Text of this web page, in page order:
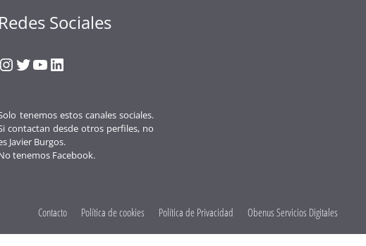
Redes Sociales
Instagram
Twitter
YouTube
LinkedIn
tenemos estos canales sociales.
contactan desde otros perfiles, no
Javier Burgos.
tenemos Facebook.
Contacto Política de cookies Política de Privacidad Obenus Servicios Digitales